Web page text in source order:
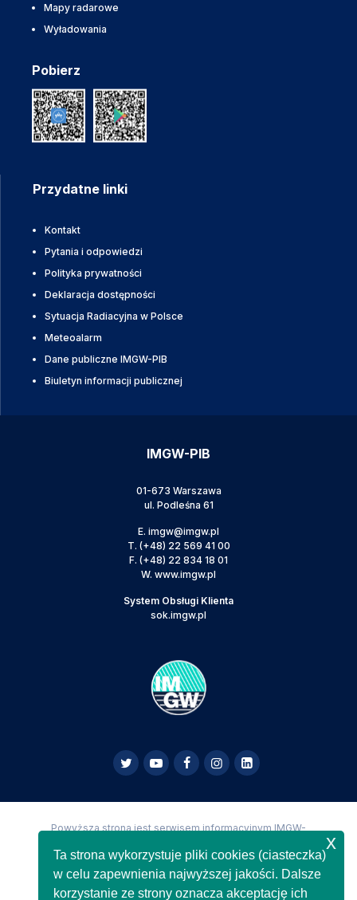
Mapy radarowe
Wyładowania
Pobierz
Przydatne linki
Kontakt
Pytania i odpowiedzi
Polityka prywatności
Deklaracja dostępności
Sytuacja Radiacyjna w Polsce
Meteoalarm
Dane publiczne IMGW-PIB
Biuletyn informacji publicznej
IMGW-PIB
01-673 Warszawa
ul. Podleśna 61
E. imgw@imgw.pl
T. (+48) 22 569 41 00
F. (+48) 22 834 18 01
W. www.imgw.pl
System Obsługi Klienta
sok.imgw.pl
Powyższa strona jest serwisem informacyjnym IMGW-
Copyright IMGW-PIB Wszelkie prawa zastrzeżone
Ta strona wykorzystuje pliki cookies (ciasteczka)
w celu zapewnienia najwyższej jakości. Dalsze
korzystanie ze strony oznacza akceptację ich
x